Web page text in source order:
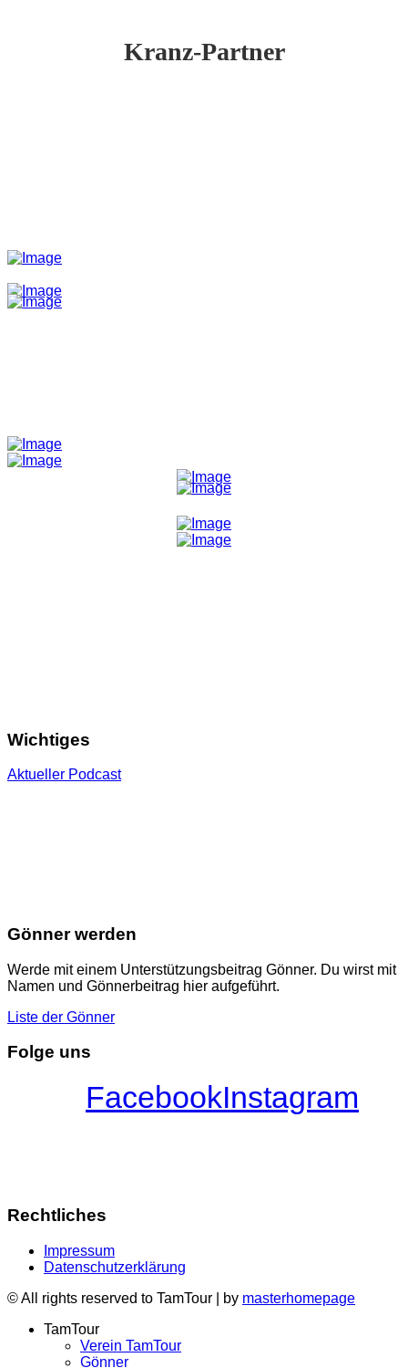
Kranz-Partner
Wichtiges
Aktueller Podcast
Gönner werden
Werde mit einem Unterstützungsbeitrag Gönner. Du wirst mit
Namen und Gönnerbeitrag hier aufgeführt.
Liste der Gönner
Folge uns
FacebookInstagram
Rechtliches
Impressum
Datenschutzerklärung
© All rights reserved to TamTour | by masterhomepage
TamTour
Verein TamTour
Gönner